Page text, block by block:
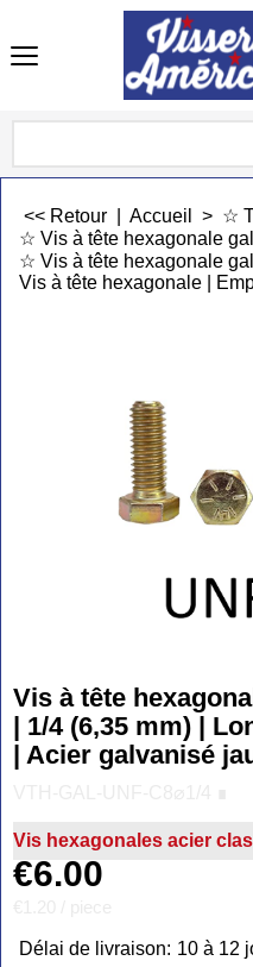
<< Retour Accueil > ☆
☆ Vis à tête hexagonale
☆ Vis à tête hexagonale
Vis à tête hexagonale |
Vis à tête
| 1/4 (6,35 mm) |
| Acier galvanisé
Vis hexagonales acier
€6.00
Délai de livraison: 10 à 12